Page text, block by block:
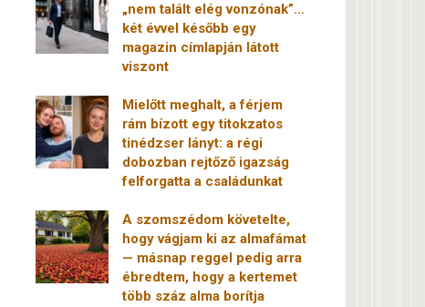
„nem talált elég vonzónak”…
két évvel később egy
magazin címlapján látott
viszont
Mielőtt meghalt, a férjem
rám bízott egy titokzatos
tinédzser lányt: a régi
dobozban rejtőző igazság
felforgatta a családunkat
A szomszédom követelte,
hogy vágjam ki az almafámat
— másnap reggel pedig arra
ébredtem, hogy a kertemet
több száz alma borítja